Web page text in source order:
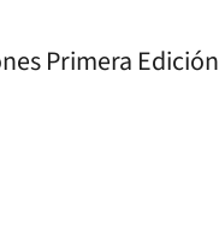
Primera Edición